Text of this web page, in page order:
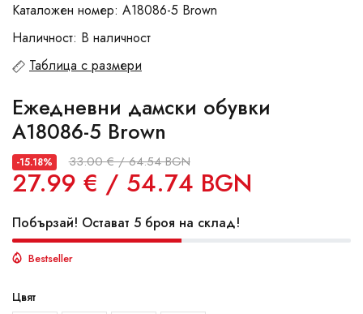
Каталожен номер: A18086-5 Brown
Наличност: В наличност
Таблица с размери
Ежедневни дамски обувки
A18086-5 Brown
-15.18% 33.00 € / 64.54 BGN
27.99 € / 54.74 BGN
Побързай! Остават 5 броя на склад!
Bestseller
Цвят